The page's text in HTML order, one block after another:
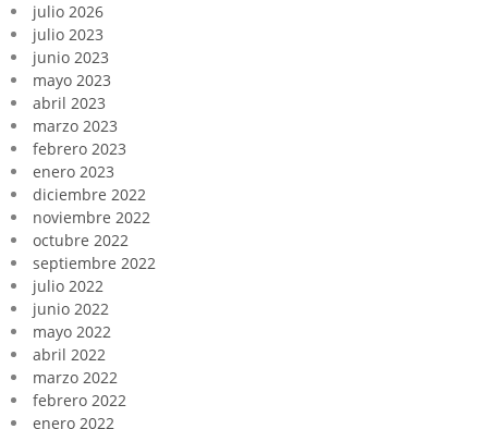
julio 2026
julio 2023
junio 2023
mayo 2023
abril 2023
marzo 2023
febrero 2023
enero 2023
diciembre 2022
noviembre 2022
octubre 2022
septiembre 2022
julio 2022
junio 2022
mayo 2022
abril 2022
marzo 2022
febrero 2022
enero 2022